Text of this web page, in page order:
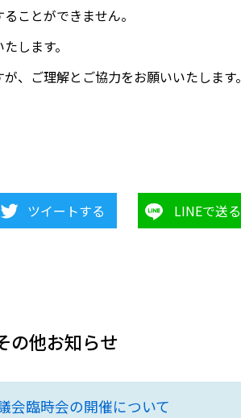
ことができません。
します。
、ご理解とご協力をお願いいたします。
ツイートする LINEで送る
の他お知らせ
会臨時会の開催について